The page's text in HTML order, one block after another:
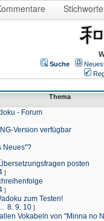
Stichworte
Suche
Thema
- Forum
Version verfügbar
Neues"?
posten
]
]
zum Testen!
8 9 10 ]
Vokabeln von "Minna no